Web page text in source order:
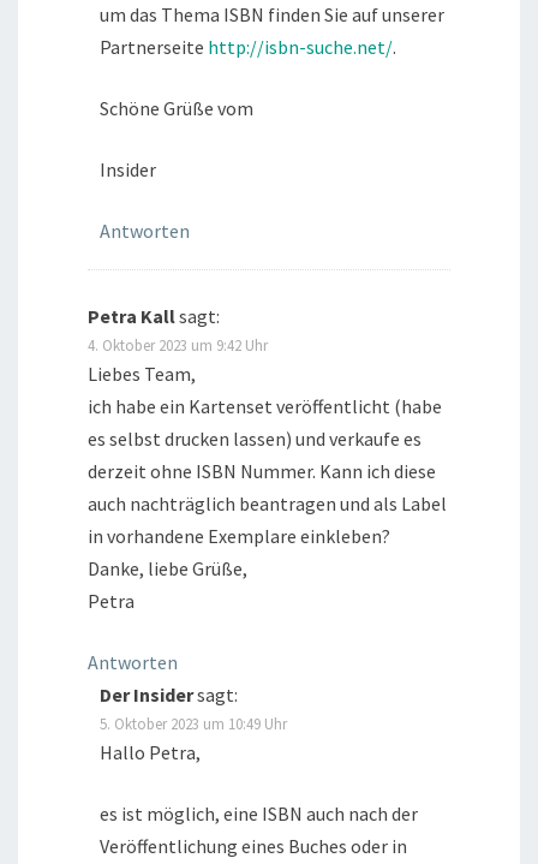
um das Thema ISBN finden Sie auf unserer
Partnerseite http://isbn-suche.net/.
Schöne Grüße vom
Insider
Antworten
Petra Kallsagt:
4. Oktober 2023 um 9:42 Uhr
Liebes Team,
ich habe ein Kartenset veröffentlicht (habe
es selbst drucken lassen) und verkaufe es
derzeit ohne ISBN Nummer. Kann ich diese
auch nachträglich beantragen und als Label
in vorhandene Exemplare einkleben?
Danke, liebe Grüße,
Petra
Antworten
Der Insidersagt:
5. Oktober 2023 um 10:49 Uhr
Hallo Petra,
es ist möglich, eine ISBN auch nach der
Veröffentlichung eines Buches oder in